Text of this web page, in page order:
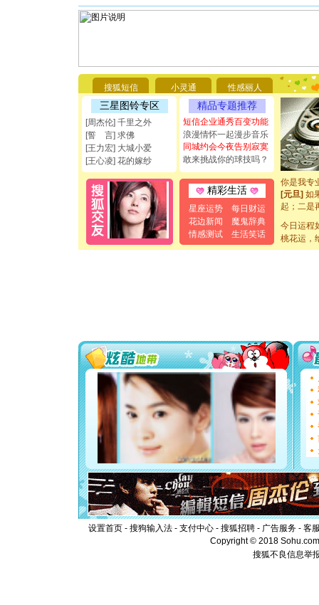
搜狐短信 小灵通 性感丽人
三星图铃专区
[周杰伦] 千里之外
[誓 言] 求佛
[王力宏] 大城小爱
[王心凌] 花的嫁纱
精品专题推荐
短信企业通秀百变功能
浪漫情怀一起漫步音乐
同城约会今夜告别寂寞
敢来挑战你的球技吗？
精彩生活
星座运势
每日财运
花边新闻
魔鬼辞典
情感测试
生活笑话
要平安！
[圣诞节]
能正大光
都要快乐
[圣诞节]
如意,快
[元旦]看
断电。爱
你是我专
[元旦]如
起；二是
离。水晶
[元旦]当
泣，这痛
卖了。水
你太多，
要平安
[圣诞节]
能正大
都要快乐
[圣诞节]
如意,快
[元旦]
看
断电。
你是我
[元旦]
起；二是
离。水晶
[元旦]当
泣，这痛
卖了。水
[春节]
风
道一声平
今日运程
桃花运，
设置首页 - 搜狗输入法 - 支付中心 - 搜狐招聘 - 广告服务 - 客
Copyright © 2018
搜狐不良信息举